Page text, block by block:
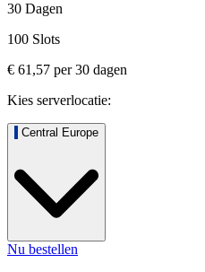
30 Dagen
100 Slots
€ 61,57 per30 dagen
Kies serverlocatie:
Central Europe
Nu bestellen